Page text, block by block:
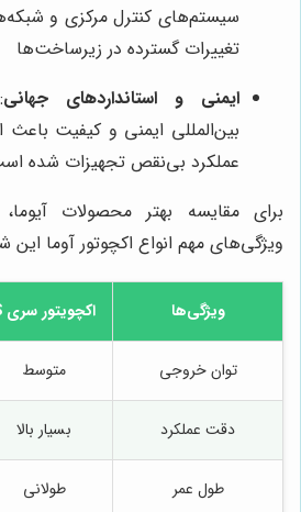
سیستم‌های کنترل مرکزی و
تغییرات گسترده در زیرساخت‌ها
ایمنی و استانداردهای جهانی
بین‌المللی ایمنی و کیفیت باعث
عملکرد بی‌نقص تجهیزات شده
برای مقایسه بهتر محصولات
ویژگی‌های مهم انواع اکچوتور آوما
ویژگی‌ها اکچویتور سری S
توان خروجی متوسط
دقت عملکرد بسیار بالا
طول عمر طولانی